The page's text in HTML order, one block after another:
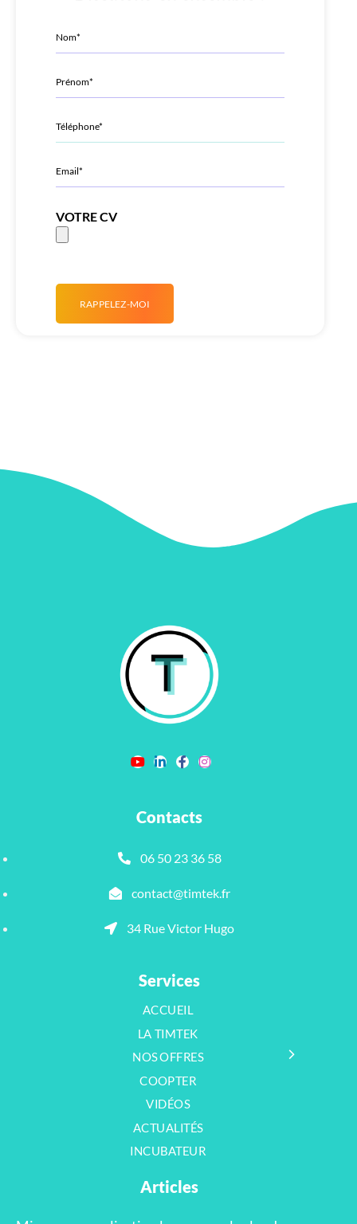
VOTRE CV
Contacts
06 50 23 36 58
contact@timtek.fr
34 Rue Victor Hugo
Services
ACCUEIL
LA TIMTEK
NOS OFFRES
COOPTER
VIDÉOS
ACTUALITÉS
INCUBATEUR
Articles